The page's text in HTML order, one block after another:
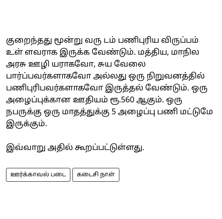
குறைந்தது மூன்று வரு டம் பணிபுரிய விருப்பம்
உள் ளவராக இருக்க வேண்டும். மத்திய, மாநில
அரசு ஊழி யராகவோ, சுய வேலை
பார்ப்பவர்களாகவோ அல்லது ஒரு நிறுவனத்தில்
பணிபுரிபவர்களாகவோ இருத்தல் வேண்டும். ஒரு
அழைப்புக்கான ஊதியம் ரூ.560 ஆகும். ஒரு
நபருக்கு ஒரு மாதத்துக்கு 5 அழைப்பு பணி மட்டுமே
இருக்கும்.
இவ்வாறு அதில் கூறப்பட்டுள்ளது.
ஊர்க்காவல் படை கடைசி நாள்